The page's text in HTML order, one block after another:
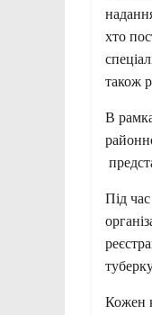
хто
також
В
Під
Кожен